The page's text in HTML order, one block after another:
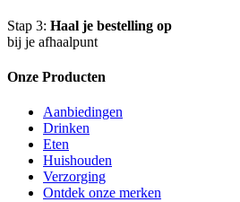
Stap 3: Haal je bestelling op
bij je afhaalpunt
Onze Producten
Aanbiedingen
Drinken
Eten
Huishouden
Verzorging
Ontdek onze merken